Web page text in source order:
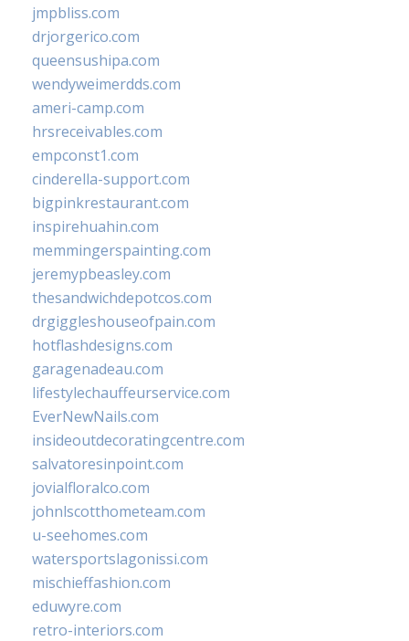
jmpbliss.com
drjorgerico.com
queensushipa.com
wendyweimerdds.com
ameri-camp.com
hrsreceivables.com
empconst1.com
cinderella-support.com
bigpinkrestaurant.com
inspirehuahin.com
memmingerspainting.com
jeremypbeasley.com
thesandwichdepotcos.com
drgiggleshouseofpain.com
hotflashdesigns.com
garagenadeau.com
lifestylechauffeurservice.com
EverNewNails.com
insideoutdecoratingcentre.com
salvatoresinpoint.com
jovialfloralco.com
johnlscotthometeam.com
u-seehomes.com
watersportslagonissi.com
mischieffashion.com
eduwyre.com
retro-interiors.com